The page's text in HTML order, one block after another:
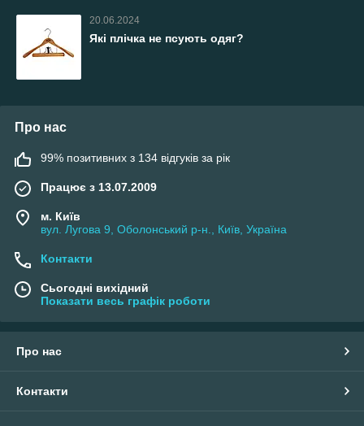
20.06.2024
Які плічка не псують одяг?
Про нас
99% позитивних з 134 відгуків за рік
Працює з 13.07.2009
м. Київ
вул. Лугова 9, Оболонський р-н., Київ, Україна
Контакти
Сьогодні вихідний
Показати весь графік роботи
Про нас
Контакти